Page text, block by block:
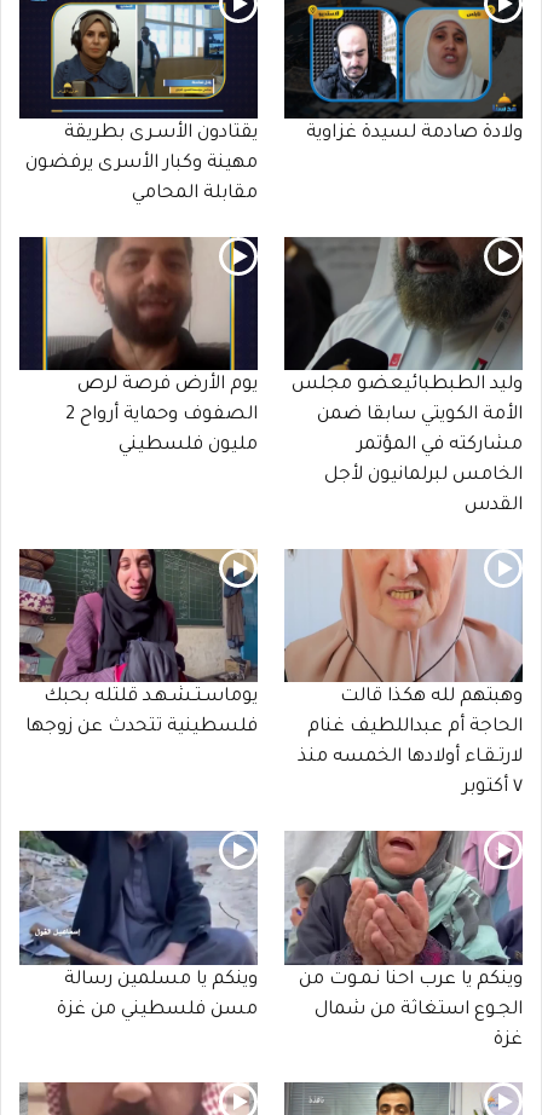
ولادة صادمة لسيدة غزاوية
يقتادون الأسـرى بطريقة
مهينة وكبار الأسرى يرفضون
مقابلة المحامي
وليد الطبطبائيعضو مجلس
الأمة الكويتي سابقا ضمن
مشاركته في المؤتمر
الخامس لبرلمانيون لأجل
القدس
يوم الأرض فرصة لرص
الصفوف وحماية أرواح 2
مليون فلسطيني
وهبتهم لله هكذا قالت
الحاجة أم عبداللطيف غنام
لارتـقـاء أولادها الخمسه منذ
٧ أكتوبر
يوماسـتـشـهـد قلتله بحبك
فلسطينية تتحدث عن زوجها
وينكم يا عرب احنا نـمـوت من
الجـوع استغاثة من شمال
غزة
وينكم يا مسلمين رسالة
مسن فلسطيني من غزة